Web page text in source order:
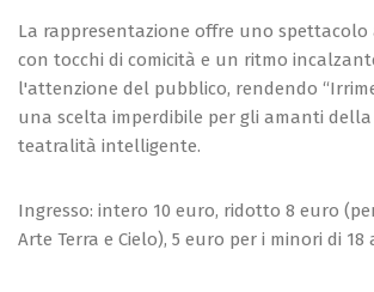
La rappresentazione offre uno spettacolo
con tocchi di comicità e un ritmo
l'attenzione del pubblico, rendendo
una scelta imperdibile per gli amanti
teatralità intelligente.
Ingresso: intero 10 euro, ridotto 8 euro
Arte Terra e Cielo), 5 euro per i minori di 18